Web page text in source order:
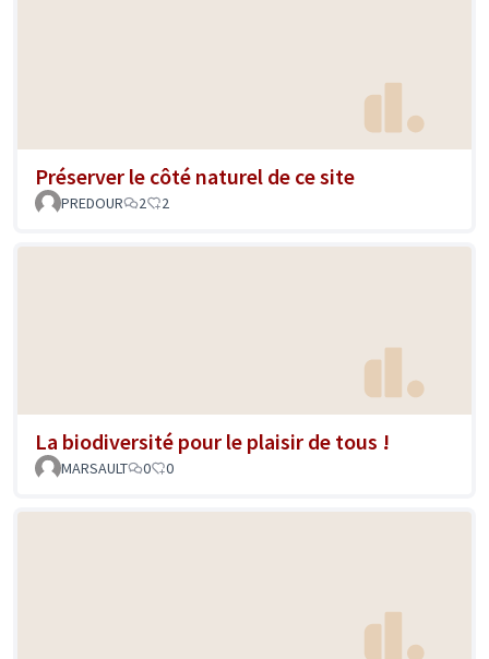
Préserver le côté naturel de ce site
PREDOUR 2 2
La biodiversité pour le plaisir de tous !
MARSAULT 0 0